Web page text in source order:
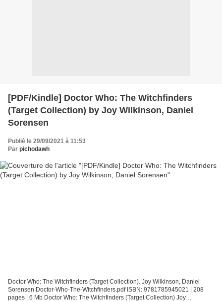
[PDF/Kindle] Doctor Who: The Witchfinders
(Target Collection) by Joy Wilkinson, Daniel
Sorensen
Publié le 29/09/2021 à 11:53
Par pichodawh
Doctor Who: The Witchfinders (Target Collection). Joy Wilkinson, Daniel
Sorensen Doctor-Who-The-Witchfinders.pdf ISBN: 9781785945021 | 208
pages | 6 Mb Doctor Who: The Witchfinders (Target Collection) Joy